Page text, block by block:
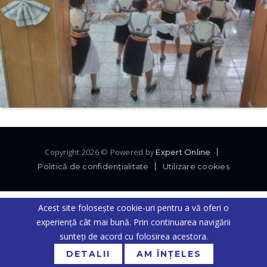
Copyright 2026 © Powered by Expert Online
Politică de confidenţialitate
Utilizare cookies
Acest site folosește cookie-uri pentru a vă oferi o
experiență cât mai bună. Prin continuarea navigării
sunteți de acord cu folosirea acestora.
DETALII AM ÎNȚELES